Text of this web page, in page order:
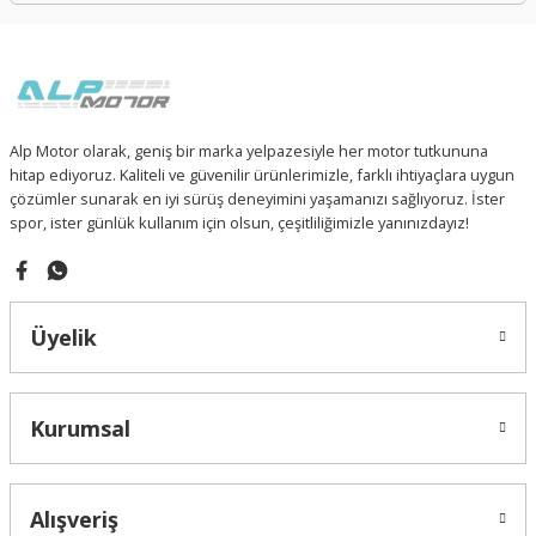
Alp Motor olarak, geniş bir marka yelpazesiyle her motor tutkununa
hitap ediyoruz. Kaliteli ve güvenilir ürünlerimizle, farklı ihtiyaçlara uygun
çözümler sunarak en iyi sürüş deneyimini yaşamanızı sağlıyoruz. İster
spor, ister günlük kullanım için olsun, çeşitliliğimizle yanınızdayız!
Üyelik
Kurumsal
Alışveriş